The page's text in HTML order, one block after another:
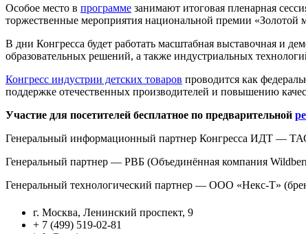
Особое место в программе занимают итоговая пленарная
торжественные мероприятия национальной премии
В дни Конгресса будет работать масштабная выставочная и
образовательных решений, а также индустриальных
Конгресс индустрии детских товаров проводится как
поддержке отечественных производителей и повышению
Участие для посетителей бесплатное по предварительной
Генеральный информационный партнер Конгресса ИДТ —
Генеральный партнер — РВБ (Объединённая компания
Генеральный технологический партнер — ООО «Некс-Т»
г. Москва, Ленинский проспект, 9
+ 7 (499) 519-02-81